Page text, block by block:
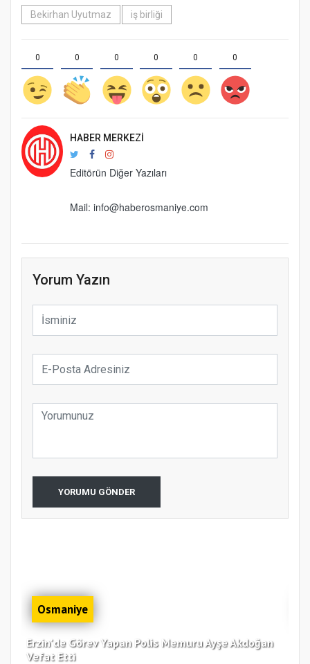
Bekirhan Uyutmaz iş birliği
0 0 0 0 0 0
HABER MERKEZI
Editörün Diğer Yazıları
Mail: info@haberosmaniye.com
Yorum Yazın
YORUMU GÖNDER
Osmaniye
Erzin'de Görev Yapan Polis Memuru Ayşe Akdoğan
Vefat Etti